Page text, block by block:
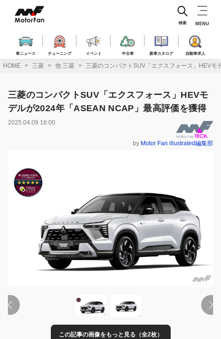
ス
車ニュース チューニング イベント 中古車 新車カタログ 自動車求人
検索 MENU
HOME 三菱 他 三菱 三菱のコンパクトSUV「エクスフォース」HEV
三菱のコンパクトSUV「エクスフォース」HEVモ
デルが2024年「ASEAN NCAP」最高評価を獲得
2025.04.09 16:00
by Motor Fan illustrated編集部
この記事の画像をもっと見る（全2枚）